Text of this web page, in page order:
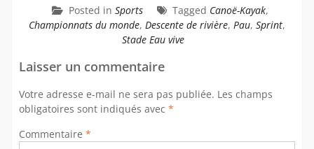
Posted inSports Tagged Canoë-Kayak,
Championnats du monde, Descente de rivière, Pau, Sprint,
Stade Eau vive
Laisser un commentaire
Votre adresse e-mail ne sera pas publiée. Les champs
obligatoires sont indiqués avec *
Commentaire *